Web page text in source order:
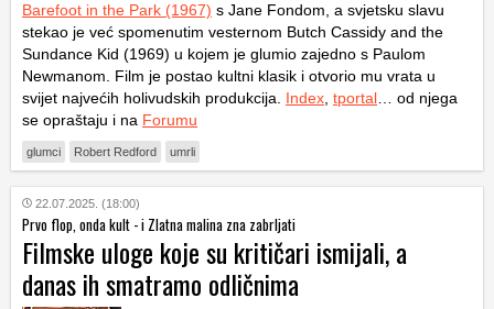
Barefoot in the Park (1967) s Jane Fondom, a svjetsku slavu
stekao je već spomenutim vesternom Butch Cassidy and the
Sundance Kid (1969) u kojem je glumio zajedno s Paulom
Newmanom. Film je postao kultni klasik i otvorio mu vrata u
svijet najvećih holivudskih produkcija. Index tportal … od njega
se opraštaju i na Forumu
glumci Robert Redford umrli
22.07.2025. (18:00)
Prvo flop, onda kult - i Zlatna malina zna zabrljati
Filmske uloge koje su kritičari ismijali, a
danas ih smatramo odličnima